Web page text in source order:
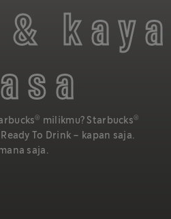
&
® milikmu? Starbucks®
To Drink – kapan saja.
saja.
moka kaya rasa dengan